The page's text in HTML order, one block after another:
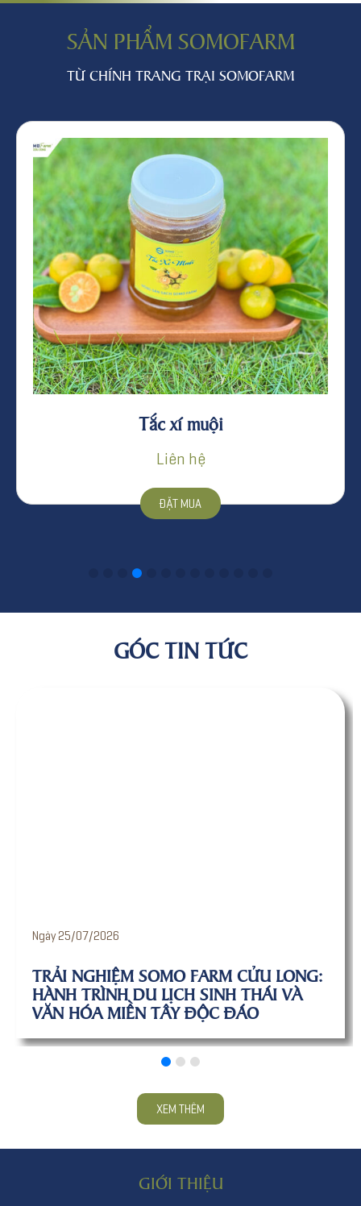
SẢN PHẨM SOMOFARM
TỪ CHÍNH TRANG TRẠI SOMOFARM
Rượu truyền thống Cửu Long – Rượu
Liên hệ
GÓC TIN TỨC
FARM CỬU LONG:
SINH THÁI VÀ
ĐỘC ĐÁO
DU LỊCH SINH THÁI
TRỌN BỘ KINH
XEM THÊM
GIỚI THIỆU